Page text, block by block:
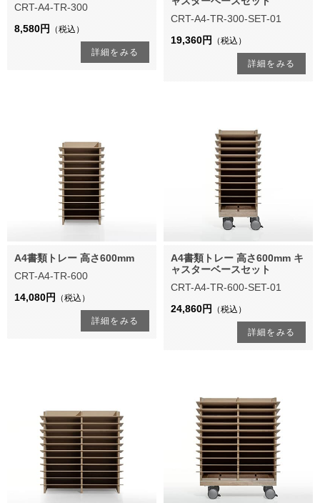
CRT-A4-TR-300
8,580円 （税込）
詳細をみる
CRT-A4-TR-300-SET-01
19,360円 （税込）
詳細をみる
A4書類トレー 高さ600mm
CRT-A4-TR-600
14,080円 （税込）
詳細をみる
A4書類トレー 高さ600mm キ
ャスターベースセット
CRT-A4-TR-600-SET-01
24,860円 （税込）
詳細をみる